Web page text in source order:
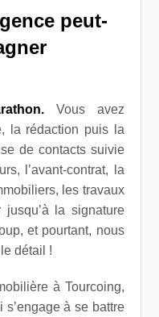
peut-
Vous avez
la rédaction puis la
de contacts suivie
l’avant-contrat, la
les travaux
la signature
et pourtant, nous
détail !
à Tourcoing,
s’engage à se battre